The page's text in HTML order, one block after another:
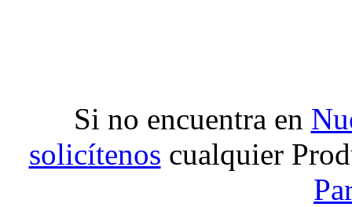
Si no encuentra en
solicítenos cualquier